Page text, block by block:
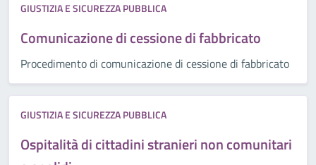
GIUSTIZIA E SICUREZZA PUBBLICA
Comunicazione di cessione di fabbricato
Procedimento di comunicazione di cessione di fabbricato
GIUSTIZIA E SICUREZZA PUBBLICA
Ospitalità di cittadini stranieri non comunitari